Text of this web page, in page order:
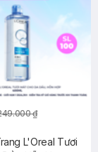
₫
L'Oreal Tươi